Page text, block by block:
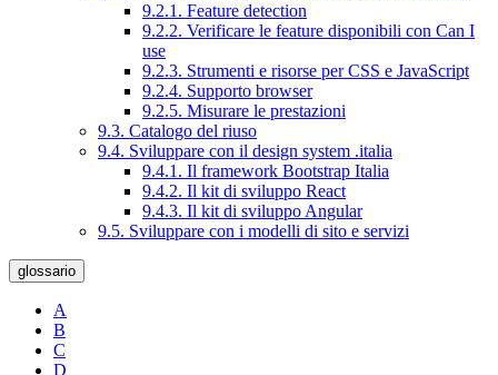
9.2.1. Feature detection
9.2.2. Verificare le feature disponibili con Can I
use
9.2.3. Strumenti e risorse per CSS e JavaScript
9.2.4. Supporto browser
9.2.5. Misurare le prestazioni
9.3. Catalogo del riuso
9.4. Sviluppare con il design system .italia
9.4.1. Il framework Bootstrap Italia
9.4.2. Il kit di sviluppo React
9.4.3. Il kit di sviluppo Angular
9.5. Sviluppare con i modelli di sito e servizi
glossario
A
B
C
D